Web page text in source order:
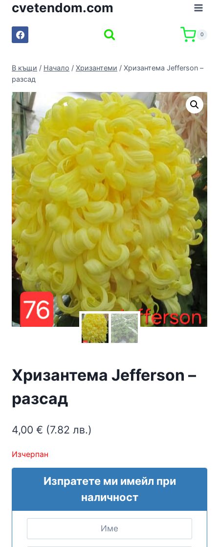
Къмcvetendom.com
0
В къщи / Начало / Хризантеми / Хризантема Jefferson –
разсад
Хризантема Jefferson –
разсад
4,00 € (7.82 лв.)
Изчерпан
Изпратете ми имейл при
наличност